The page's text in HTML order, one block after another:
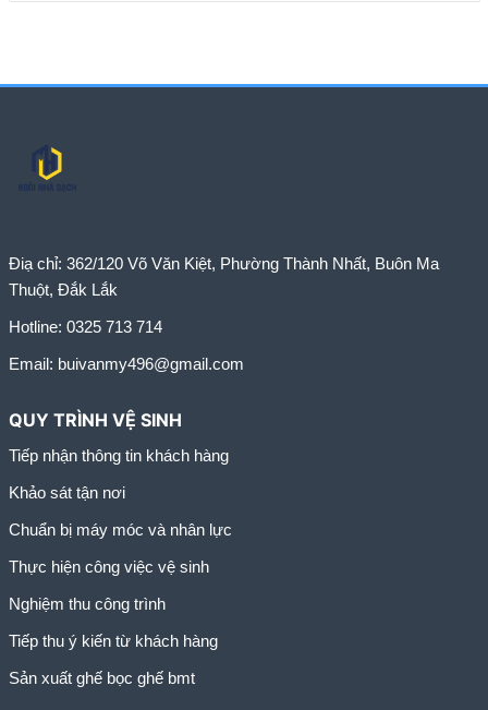
Điạ chỉ: 362/120 Võ Văn Kiệt, Phường Thành Nhất, Buôn Ma
Thuột, Đắk Lắk
Hotline: 0325 713 714
Email: buivanmy496@gmail.com
QUY TRÌNH VỆ SINH
Tiếp nhận thông tin khách hàng
Khảo sát tận nơi
Chuẩn bị máy móc và nhân lực
Thực hiện công việc vệ sinh
Nghiệm thu công trình
Tiếp thu ý kiến từ khách hàng
Sản xuất ghế bọc ghế bmt